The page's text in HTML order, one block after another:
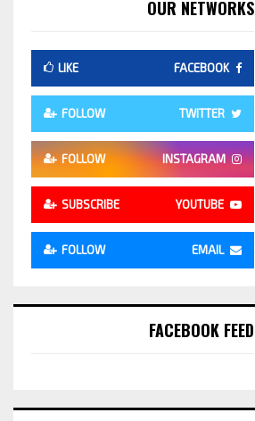
OUR NETWORKS
FACEBOOK
LIKE
TWITTER
FOLLOW
INSTAGRAM
FOLLOW
YOUTUBE
SUBSCRIBE
EMAIL
FOLLOW
FACEBOOK FEED